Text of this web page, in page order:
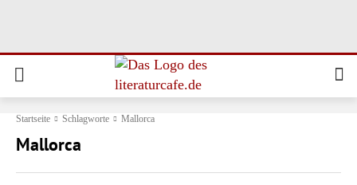
Startseite Schlagworte Mallorca
Mallorca